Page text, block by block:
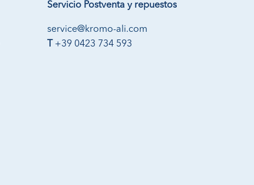
Servicio Postventa y repuestos
service@kromo-ali.com
T +39 0423 734 593